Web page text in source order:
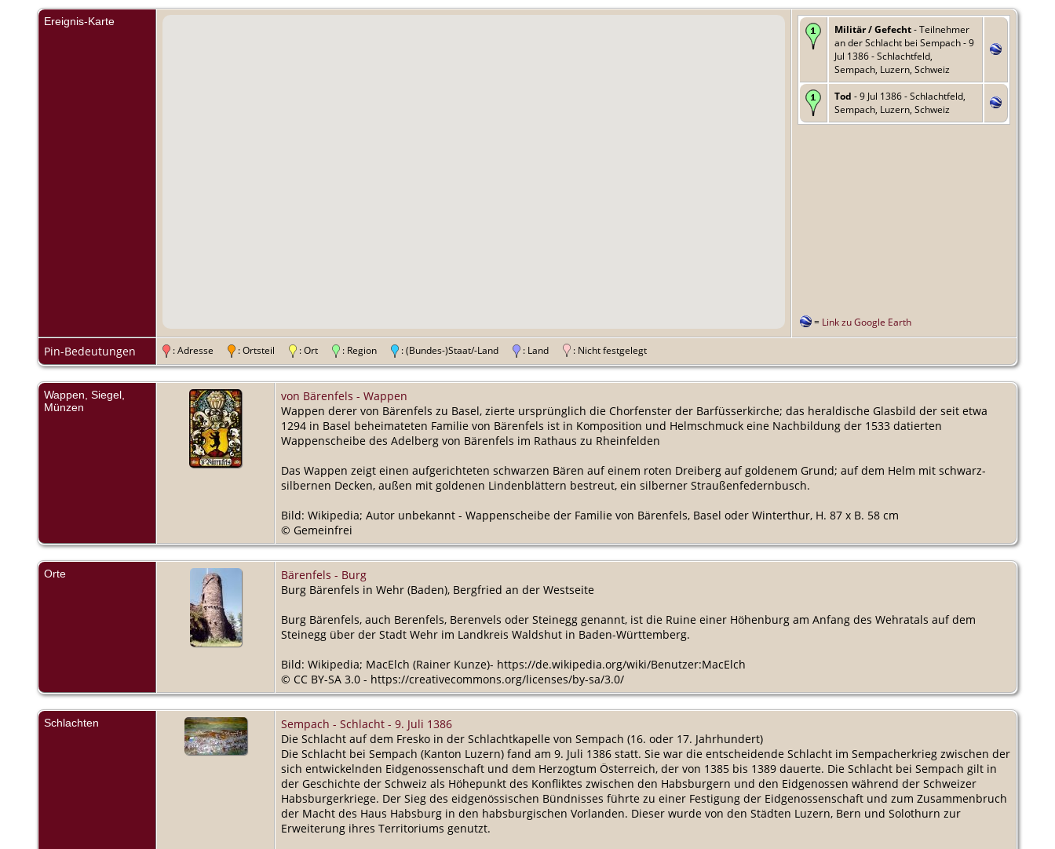
Ereignis-Karte
Militär / Gefecht- Teilnehmer
an der Schlacht bei Sempach - 9
Jul 1386 - Schlachtfeld,
Sempach, Luzern, Schweiz
Tod - 9 Jul 1386 - Schlachtfeld,
Sempach, Luzern, Schweiz
= Link zu Google Earth
Pin-Bedeutungen : Adresse : Ortsteil : Ort : Region : (Bundes-)Staat/-Land : Land : Nicht festgelegt
Wappen, Siegel,
Münzen
von Bärenfels - Wappen
Wappen derer von Bärenfels zu Basel, zierte ursprünglich die Chorfenster der Barfüsserkirche; das heraldische Glasbild der seit etwa
1294 in Basel beheimateten Familie von Bärenfels ist in Komposition und Helmschmuck eine Nachbildung der 1533 datierten
Wappenscheibe des Adelberg von Bärenfels im Rathaus zu Rheinfelden
Das Wappen zeigt einen aufgerichteten schwarzen Bären auf einem roten Dreiberg auf goldenem Grund; auf dem Helm mit schwarz-
silbernen Decken, außen mit goldenen Lindenblättern bestreut, ein silberner Straußenfedernbusch.
Bild: Wikipedia; Autor unbekannt - Wappenscheibe der Familie von Bärenfels, Basel oder Winterthur, H. 87 x B. 58 cm
© Gemeinfrei
Orte
Bärenfels - Burg
Burg Bärenfels in Wehr (Baden), Bergfried an der Westseite
Burg Bärenfels, auch Berenfels, Berenvels oder Steinegg genannt, ist die Ruine einer Höhenburg am Anfang des Wehratals auf dem
Steinegg über der Stadt Wehr im Landkreis Waldshut in Baden-Württemberg.
Bild: Wikipedia; MacElch (Rainer Kunze)- https://de.wikipedia.org/wiki/Benutzer:MacElch
© CC BY-SA 3.0 - https://creativecommons.org/licenses/by-sa/3.0/
Schlachten
Sempach - Schlacht - 9. Juli 1386
Die Schlacht auf dem Fresko in der Schlachtkapelle von Sempach (16. oder 17. Jahrhundert)
Die Schlacht bei Sempach (Kanton Luzern) fand am 9. Juli 1386 statt. Sie war die entscheidende Schlacht im Sempacherkrieg zwischen der
sich entwickelnden Eidgenossenschaft und dem Herzogtum Österreich, der von 1385 bis 1389 dauerte. Die Schlacht bei Sempach gilt in
der Geschichte der Schweiz als Höhepunkt des Konfliktes zwischen den Habsburgern und den Eidgenossen während der Schweizer
Habsburgerkriege. Der Sieg des eidgenössischen Bündnisses führte zu einer Festigung der Eidgenossenschaft und zum Zusammenbruch
der Macht des Haus Habsburg in den habsburgischen Vorlanden. Dieser wurde von den Städten Luzern, Bern und Solothurn zur
Erweiterung ihres Territoriums genutzt.